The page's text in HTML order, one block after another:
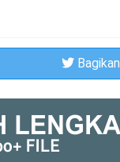
Bagikan